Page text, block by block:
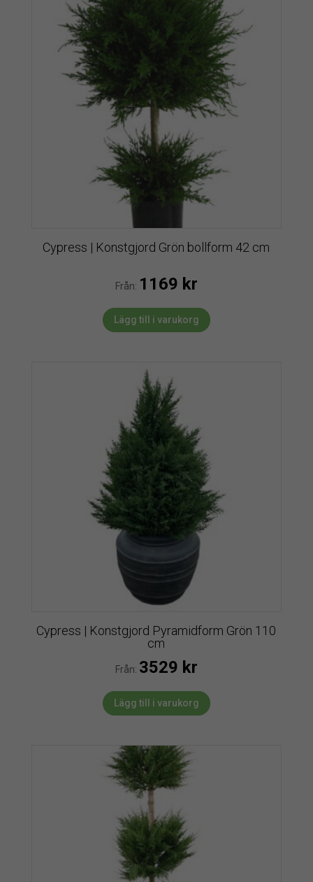
Cypress | Konstgjord Grön bollform 42 cm
Från: 1169 kr
Lägg till i varukorg
Cypress | Konstgjord Pyramidform Grön 110
cm
Från: 3529 kr
Lägg till i varukorg